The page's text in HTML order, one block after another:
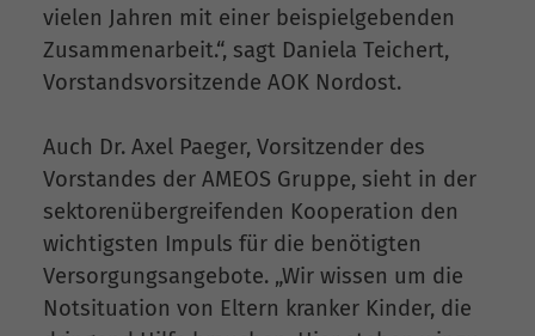
vielen Jahren mit einer beispielgebenden
Zusammenarbeit.“, sagt Daniela Teichert,
Vorstandsvorsitzende AOK Nordost.
Auch Dr. Axel Paeger, Vorsitzender des
Vorstandes der AMEOS Gruppe, sieht in der
sektorenübergreifenden Kooperation den
wichtigsten Impuls für die benötigten
Versorgungsangebote. „Wir wissen um die
Notsituation von Eltern kranker Kinder, die